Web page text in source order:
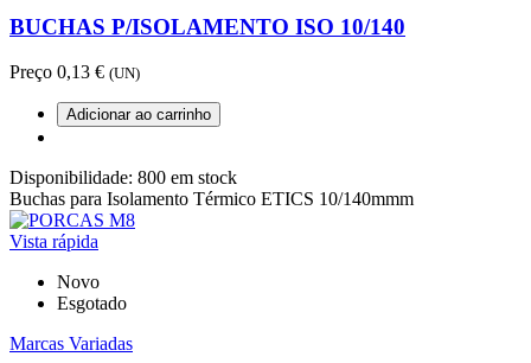
BUCHAS P/ISOLAMENTO ISO 10/140
Preço 0,13 € (UN)
Adicionar ao carrinho
Disponibilidade: 800 em stock
Buchas para Isolamento Térmico ETICS 10/140mmm
Vista rápida
Novo
Esgotado
Marcas Variadas